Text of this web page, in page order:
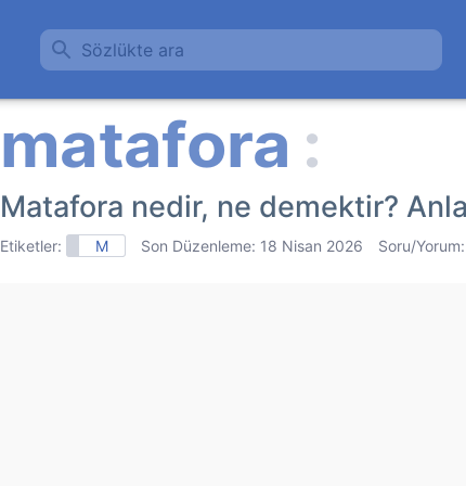
Sözlükte ara
Matafora nedir, ne demektir?
Etiketler: M Son Düzenleme: 18 Nisan 2026 Soru/